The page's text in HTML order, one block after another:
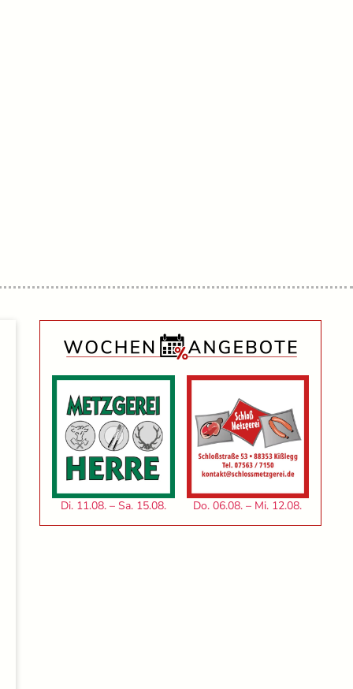
Di. 11.08. – Sa. 15.08. Do. 06.08. – Mi. 12.08.